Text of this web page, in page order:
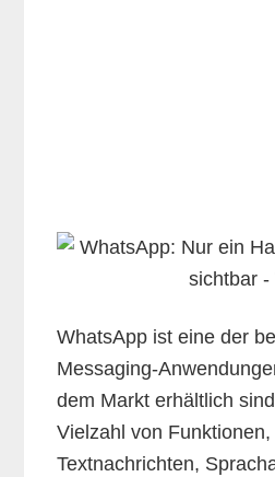
WhatsApp ist eine der
Messaging-
dem Markt erhältlich
Vielzahl von
Textnachrichten,